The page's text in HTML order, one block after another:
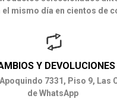
el mismo día en cientos de
Y DEVOLUCIONES
7331, Piso 9, Las
de WhatsApp